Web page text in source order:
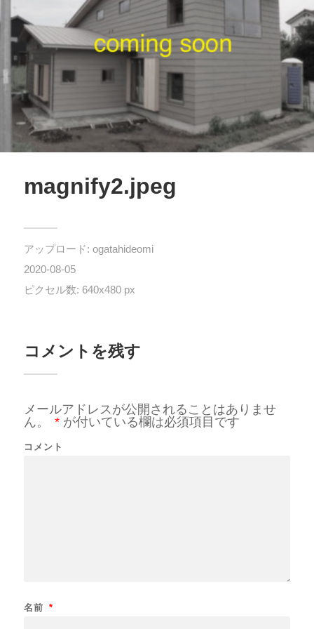
magnify2.jpeg
アップロード: ogatahideomi
2020-08-05
ピクセル数: 640x480 px
コメントを残す
メールアドレスが公開されることはありませ
ん。
*が付いている欄は必須項目です
コメント
名前 *